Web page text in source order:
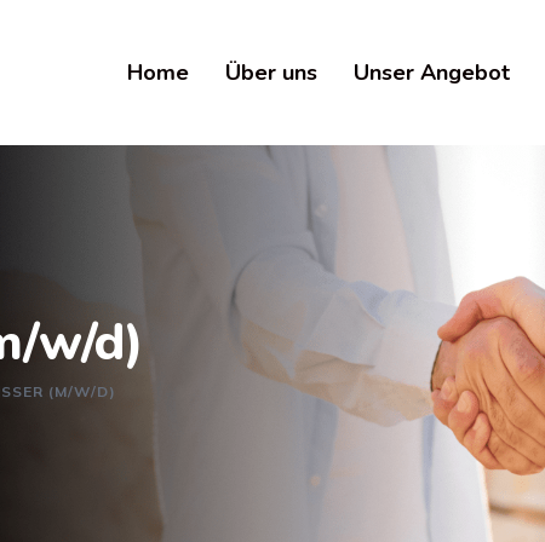
Home Über uns Unser Angebot
w/d)
(M/W/D)